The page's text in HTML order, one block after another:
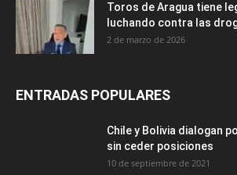
Toros de Aragua tiene
luchando contra las
2 de marzo de 2026
ENTRADAS POPULARES
Chile y Bolivia dialogan
sin ceder posiciones
10 de septiembre de 2021